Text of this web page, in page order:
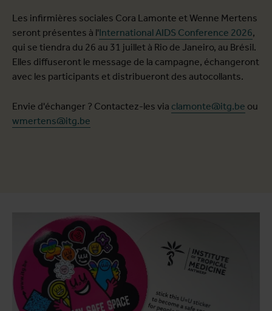
Les infirmières sociales Cora Lamonte et Wenne Mertens
seront présentes à l'International AIDS Conference 2026,
qui se tiendra du 26 au 31 juillet à Rio de Janeiro, au Brésil.
Elles diffuseront le message de la campagne, échangeront
avec les participants et distribueront des autocollants.
Envie d'échanger ? Contactez-les via clamonte@itg.be ou
wmertens@itg.be